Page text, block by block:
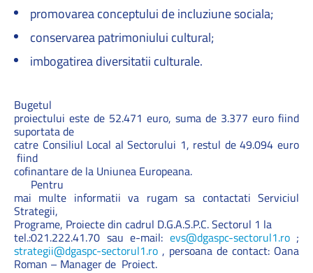
promovarea conceptului de incluziune sociala;
conservarea patrimoniului cultural;
imbogatirea diversitatii culturale.
Bugetul
proiectului este de 52.471 euro, suma de 3.377 euro fiind
suportata de
catre Consiliul Local al Sectorului 1, restul de 49.094 euro
fiind
cofinantare de la Uniunea Europeana.
Pentru
mai multe informatii va rugam sa contactati Serviciul
Strategii,
Programe, Proiecte din cadrul D.G.A.S.P.C. Sectorul 1 la
tel.:021.222.41.70 sau e-mail: evs@dgaspc-sectorul1.ro;
strategii@dgaspc-sectorul1.ro , persoana de contact: Oana
Roman – Manager de Proiect.